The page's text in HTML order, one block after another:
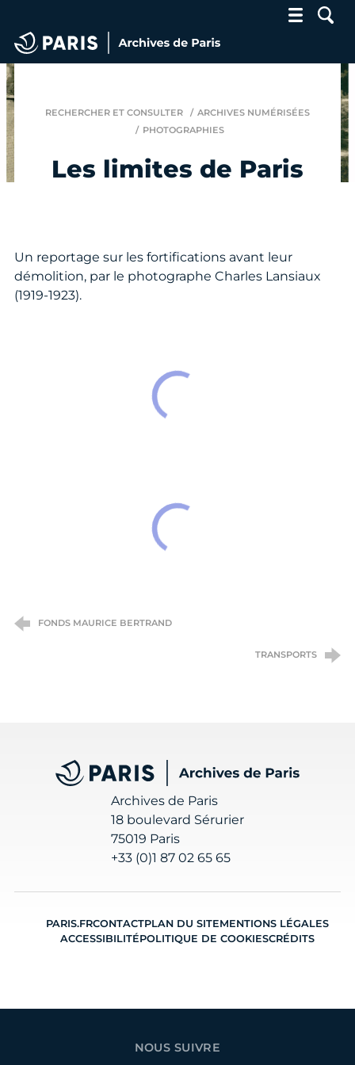
RECHERCHER ET CONSULTER
ARCHIVES NUMÉRISÉES
PHOTOGRAPHIES
Les limites de Paris
Un reportage sur les fortifications avant leur
démolition, par le photographe Charles Lansiaux
(1919-1923).
FONDS MAURICE BERTRAND
TRANSPORTS
Archives de Paris
Archives de Paris
18 boulevard Sérurier
75019 Paris
+33 (0)1 87 02 65 65
PARIS.FRCONTACTPLAN DU SITEMENTIONS LÉGALES
ACCESSIBILITÉPOLITIQUE DE COOKIESCRÉDITS
NOUS SUIVRE